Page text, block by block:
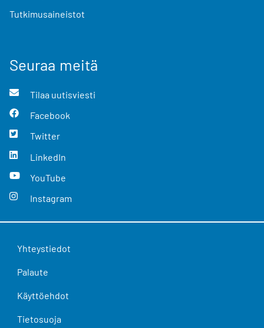
Tutkimusaineistot
Seuraa meitä
Tilaa uutisviesti
Facebook
Twitter
LinkedIn
YouTube
Instagram
Yhteystiedot
Palaute
Käyttöehdot
Tietosuoja